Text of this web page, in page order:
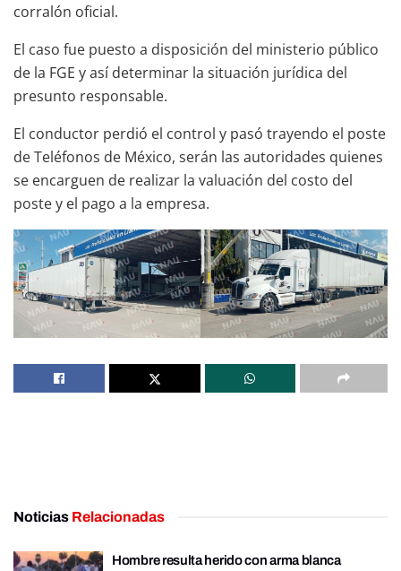
corralón oficial.
El caso fue puesto a disposición del ministerio público
de la FGE y así determinar la situación jurídica del
presunto responsable.
El conductor perdió el control y pasó trayendo el poste
de Teléfonos de México, serán las autoridades quienes
se encarguen de realizar la valuación del costo del
poste y el pago a la empresa.
Noticias Relacionadas
Hombre resulta herido con arma blanca